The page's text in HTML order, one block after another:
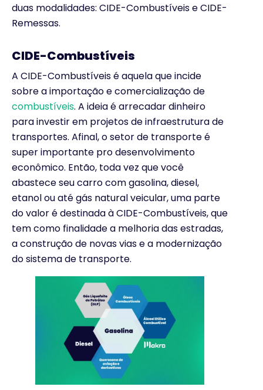
duas modalidades: CIDE-Combustíveis e CIDE-
Remessas.
CIDE-Combustíveis
A CIDE-Combustíveis é aquela que incide
sobre a importação e comercialização de
combustíveis. A ideia é arrecadar dinheiro
para investir em projetos de infraestrutura de
transportes. Afinal, o setor de transporte é
super importante pro desenvolvimento
econômico. Então, toda vez que você
abastece seu carro com gasolina, diesel,
etanol ou até gás natural veicular, uma parte
do valor é destinada à CIDE-Combustíveis, que
tem como finalidade a melhoria das estradas,
a construção de novas vias e a modernização
do sistema de transporte.